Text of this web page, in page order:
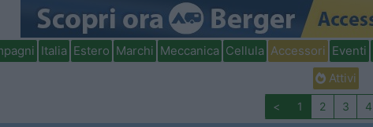
Italia Estero Marchi Meccanica Cellula Accessori Eventi
Attivi
< 1 2 3 4